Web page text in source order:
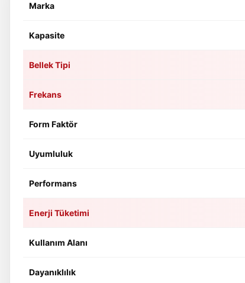
Marka
Kapasite
Bellek Tipi
Frekans
Form Faktör
Uyumluluk
Performans
Enerji Tüketimi
Kullanım Alanı
Dayanıklılık